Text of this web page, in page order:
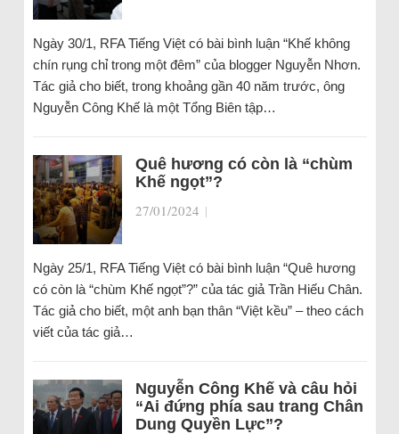
Ngày 30/1, RFA Tiếng Việt có bài bình luận “Khế không
chín rụng chỉ trong một đêm” của blogger Nguyễn Nhơn.
Tác giả cho biết, trong khoảng gần 40 năm trước, ông
Nguyễn Công Khế là một Tổng Biên tập…
Quê hương có còn là “chùm
Khế ngọt”?
27/01/2024 |
Ngày 25/1, RFA Tiếng Việt có bài bình luận “Quê hương
có còn là “chùm Khế ngọt”?” của tác giả Trần Hiếu Chân.
Tác giả cho biết, một anh bạn thân “Việt kều” – theo cách
viết của tác giả…
Nguyễn Công Khế và câu hỏi
“Ai đứng phía sau trang Chân
Dung Quyền Lực”?